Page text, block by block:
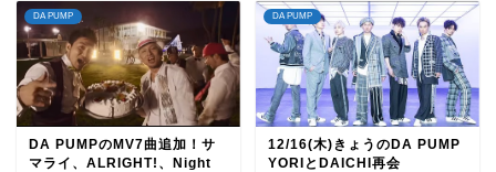
DA PUMP
DA PUMPのMV7曲追加！サ
マライ、ALRIGHT!、Night
DA PUMP
12/16(木)きょうのDA PUMP
YORIとDAICHI再会